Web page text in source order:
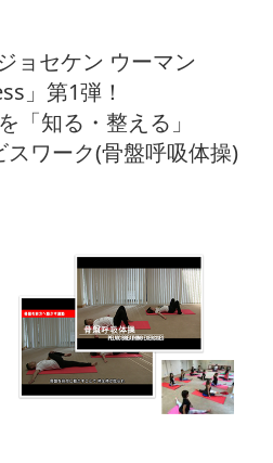
ョセケン ウーマン
」第1弾！
「知る・整える」
ワーク(骨盤呼吸体操)